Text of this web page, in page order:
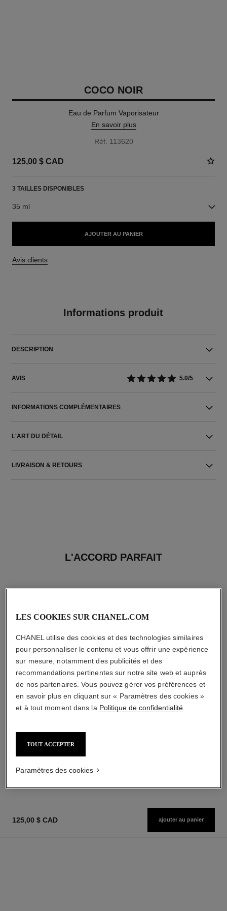
COCO NOIR
Eau de Parfum Vaporisateur
En savoir plus
Réf. 113620
125,00 $ CAD
3 TAILLES DISPONIBLES
35 ml
AJOUTER AU PANIER
Avis clients
Informations produit
DESCRIPTION
AVIS 5.0/5
INFORMATIONS COMPLÉMENTAIRES
L'ART DU DÉTAIL
LIVRAISON & RETOURS
L'ACCORD PARFAIT
Réf. 141780
125,00 $ CAD ajouter au panier
LES COOKIES SUR CHANEL.COM
CHANEL utilise des cookies et des technologies similaires
pour personnaliser le contenu et vous offrir une expérience
sur mesure, notamment des publicités et des
recommandations pertinentes sur notre site web et auprès
de nos partenaires. Vous pouvez gérer vos préférences et
en savoir plus en cliquant sur « Paramètres des cookies »
et à tout moment dans la Politique de confidentialité.
TOUT ACCEPTER
Paramètres des cookies